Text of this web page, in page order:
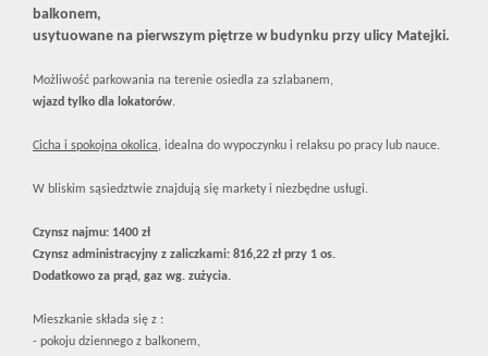
balkonem,
usytuowane na pierwszym piętrze w budynku przy ulicy Matejki.
Możliwość parkowania na terenie osiedla za szlabanem,
wjazd tylko dla lokatorów.
Cicha i spokojna okolica, idealna do wypoczynku i relaksu po pracy lub nauce.
W bliskim sąsiedztwie znajdują się markety i niezbędne usługi.
Czynsz najmu: 1400 zł
Czynsz administracyjny z zaliczkami: 816,22 zł przy 1 os.
Dodatkowo za prąd, gaz wg. zużycia.
Mieszkanie składa się z :
- pokoju dziennego z balkonem,